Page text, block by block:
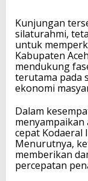
Kunjungan
silaturahmi,
untuk
Kabupaten
mendukung
terutama pada
ekonomi
Dalam
cepat Kodaeral
Menurutnya,
memberikan
percepatan